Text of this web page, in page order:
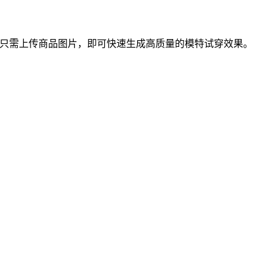
上传商品图片，即可快速生成高质量的模特试穿效果。